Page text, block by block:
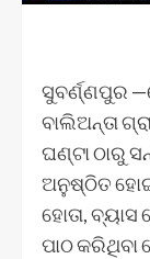
ସୁବର୍ଣ୍ଣପୁର
ବାଲିଅନ୍ତା
ଘଣ୍ଟା ଠାରୁ
ଅନୁଷ୍ଠିତ
ହୋତା,
ପାଠ କରିଥିବା